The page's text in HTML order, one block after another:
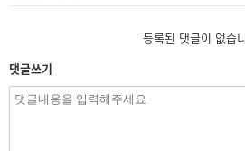
등록된 댓글이 없습
댓글쓰기